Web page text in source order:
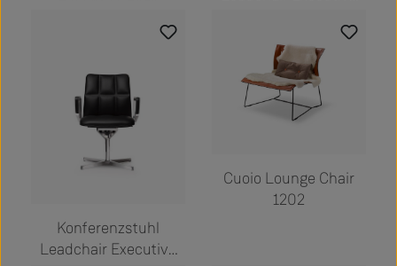
Konferenzstuhl
Leadchair Executive
Cuoio Lounge Chair
1202